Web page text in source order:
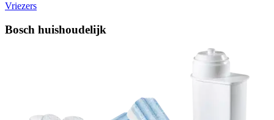
Vriezers
Bosch huishoudelijk